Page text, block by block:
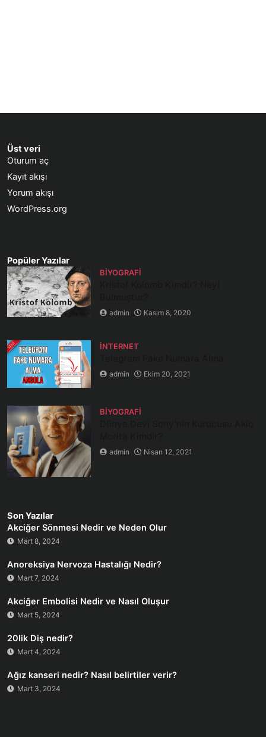
Üst veri
Oturum aç
Kayıt akışı
Yorum akışı
WordPress.org
Popüler Yazılar
BIYOGRAFI
admin Kasım 8, 2020
İNTERNET
admin Ekim 20, 2021
BIYOGRAFI
admin Nisan 12, 2021
Son Yazılar
Akciğer Sönmesi Nedir ve Neden Olur
Mart 8, 2024
Anoreksiya Nervoza Hastalığı Nedir?
Mart 7, 2024
Akciğer Embolisi Nedir ve Nasıl Oluşur
Mart 5, 2024
20lik Diş nedir?
Mart 4, 2024
Ağız kanseri nedir? Nasıl belirtiler verir?
Mart 3, 2024